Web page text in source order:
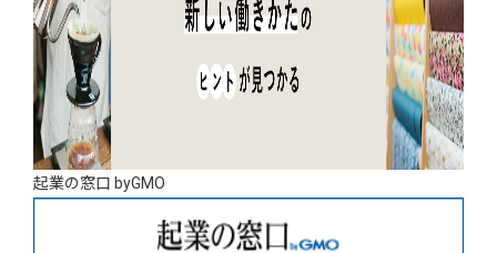
起業の窓口 byGMO